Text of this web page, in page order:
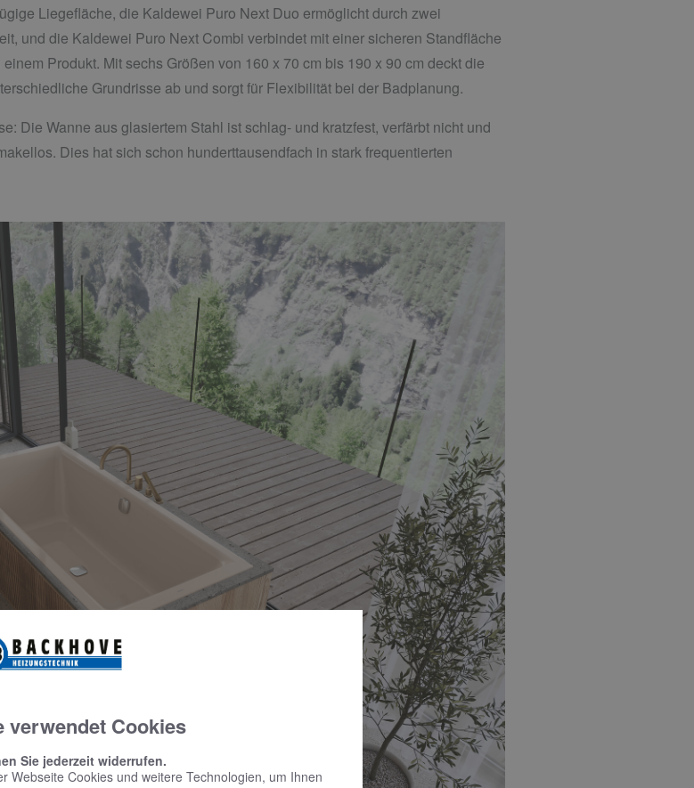
Liegefläche, die Kaldewei Puro Next Duo ermöglicht durch zwei
und die Kaldewei Puro Next Combi verbindet mit einer sicheren Standfläche
Produkt. Mit sechs Größen von 160 x 70 cm bis 190 x 90 cm deckt die
Grundrisse ab und sorgt für Flexibilität bei der Badplanung.
Die Wanne aus glasiertem Stahl ist schlag- und kratzfest, verfärbt nicht und
Dies hat sich schon hunderttausendfach in stark frequentierten
verwendet Cookies
Sie jederzeit widerrufen.
Webseite Cookies und weitere Technologien, um Ihnen